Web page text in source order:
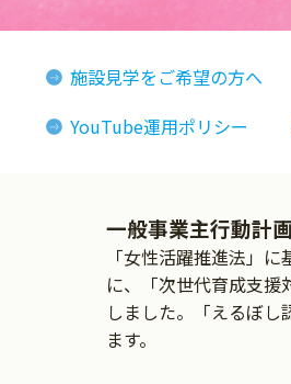
施設見学をご希望の方へ
YouTube運用ポリシー
一般事業主行動計
「女性活躍推進法」
に、「次世代育成支
しました。「えるぼ
ます。